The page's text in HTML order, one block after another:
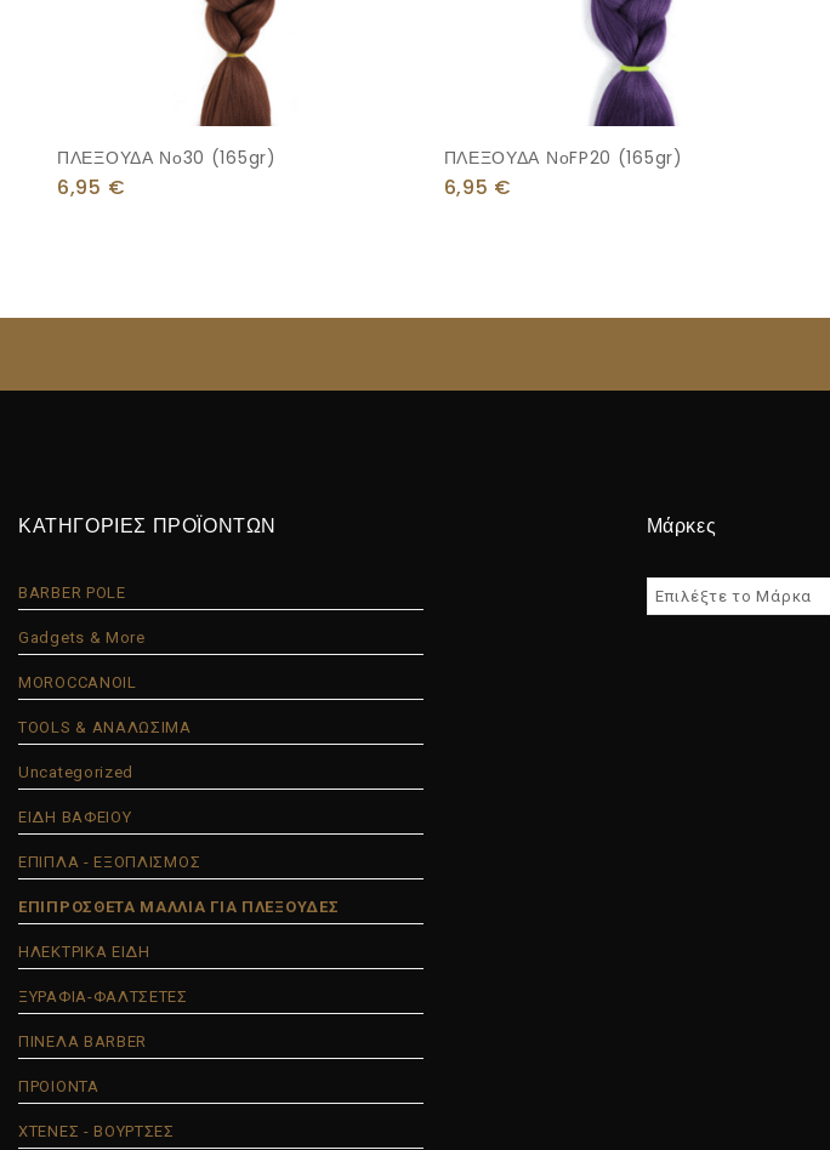
ΠΛΕΞΟΥΔΑ Νο30 (165gr)
6,95 €
ΠΛΕΞΟΥΔΑ ΝοFP20 (165gr)
6,95 €
ΚΑΤΗΓΟΡΙΕΣ ΠΡΟΪΟΝΤΩΝ
BARBER POLE
Gadgets & More
MOROCCANOIL
TOOLS & ΑΝΑΛΩΣΙΜΑ
Uncategorized
ΕΙΔΗ ΒΑΦΕΙΟΥ
ΕΠΙΠΛΑ - ΕΞΟΠΛΙΣΜΟΣ
ΕΠΙΠΡΟΣΘΕΤΑ ΜΑΛΛΙΑ ΓΙΑ ΠΛΕΞΟΥΔΕΣ
ΗΛΕΚΤΡΙΚΑ ΕΙΔΗ
ΞΥΡΑΦΙΑ-ΦΑΛΤΣΕΤΕΣ
ΠΙΝΕΛΑ BARBER
ΠΡΟΙΟΝΤΑ
ΧΤΕΝΕΣ - ΒΟΥΡΤΣΕΣ
Μάρκες